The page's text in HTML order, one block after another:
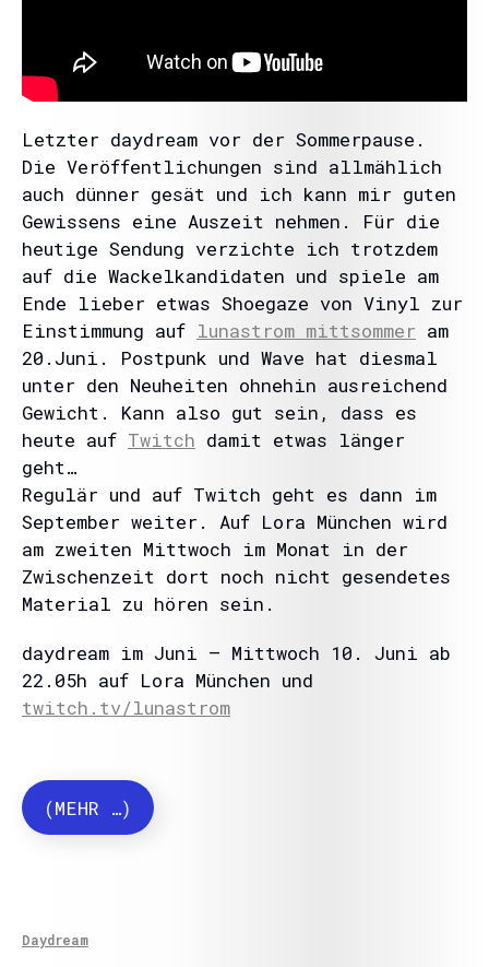
Letzter daydream vor der Sommerpause.
Die Veröffentlichungen sind allmählich
auch dünner gesät und ich kann mir guten
Gewissens eine Auszeit nehmen. Für die
heutige Sendung verzichte ich trotzdem
auf die Wackelkandidaten und spiele am
Ende lieber etwas Shoegaze von Vinyl zur
Einstimmung auf lunastrom mittsommer am
20.Juni. Postpunk und Wave hat diesmal
unter den Neuheiten ohnehin ausreichend
Gewicht. Kann also gut sein, dass es
heute auf Twitch damit etwas länger
geht…
Regulär und auf Twitch geht es dann im
September weiter. Auf Lora München wird
am zweiten Mittwoch im Monat in der
Zwischenzeit dort noch nicht gesendetes
Material zu hören sein.
daydream im Juni – Mittwoch 10. Juni ab
22.05h auf Lora München und
twitch.tv/lunastrom
(MEHR …)
Daydream